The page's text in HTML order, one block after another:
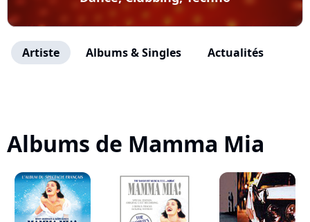
Artiste Albums & Singles Actualités
Albums de Mamma Mia